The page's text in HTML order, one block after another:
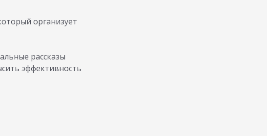
организует
рассказы
эффективность